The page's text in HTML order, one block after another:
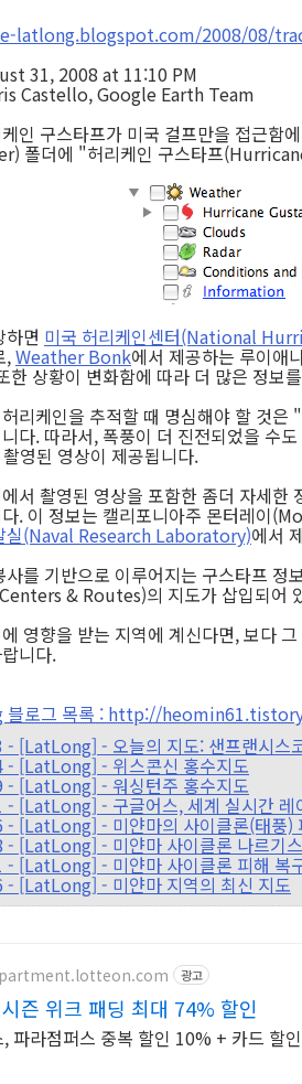
latlong.blogspot.com/2008/08/
31, 2008 at 11:10 PM
Castello, Google Earth Team
인 구스타프가 미국 걸프만을 접근함
폴더에 "허리케인 구스타프
하면 미국 허리케인센터(National
,Weather Bonk에서 제공하는 루이애
한 상황이 변화함에 따라 더 많은 정보
리케인을 추적할 때 명심해야 할 것
다. 따라서, 폭풍이 더 진전되었을 수
영된 영상이 제공됩니다.
서 촬영된 영상을 포함한 좀더 자세한
. 이 정보는 캘리포니아주 몬터레이
실(Naval Research Laboratory)에서
사를 기반으로 이루어지는 구스타프 정
& Routes)의 지도가 삽입되어
영향을 받는 지역에 계신다면, 보다
니다.
블로그 목록 : http://
[LatLong] - 오늘의 지도: 샌프랜시스
[LatLong] - 위스콘신 홍수지도
[LatLong] - 워싱턴주 홍수지도
[LatLong] - 구글어스, 세계 실시간 레
[LatLong] - 미얀마의 사이클론(태풍)
[LatLong] - 미얀마 사이클론 나르기
[LatLong] - 미얀마 사이클론 피해 복
[LatLong] - 미얀마 지역의 최신 지도
광고
즌 위크 패딩 최대 74% 할인
, 파라점퍼스 중복 할인 10% + 카드 할